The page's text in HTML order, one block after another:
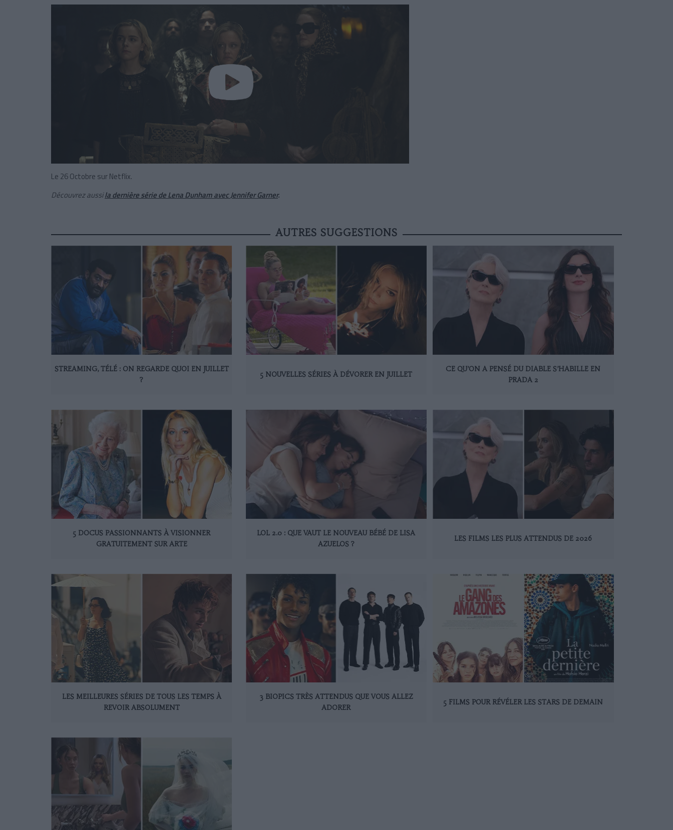
Le 26 Octobre sur Netflix.
Découvrez aussila dernière série de Lena Dunham avecJennifer Garner.
AUTRES SUGGESTIONS
STREAMING, TÉLÉ : ON REGARDE QUOI EN JUILLET
?
5 NOUVELLES SÉRIES À DÉVORER EN JUILLET
CE QU’ON A PENSÉ DU DIABLE S’HABILLE EN
PRADA 2
5 DOCUS PASSIONNANTS À VISIONNER
GRATUITEMENT SUR ARTE
LOL 2.0 : QUE VAUT LE NOUVEAU BÉBÉ DE LISA
AZUELOS ?
LES FILMS LES PLUS ATTENDUS DE 2026
LES MEILLEURES SÉRIES DE TOUS LES TEMPS À
REVOIR ABSOLUMENT
3 BIOPICS TRÈS ATTENDUS QUE VOUS ALLEZ
ADORER
5 FILMS POUR RÉVÉLER LES STARS DE DEMAIN